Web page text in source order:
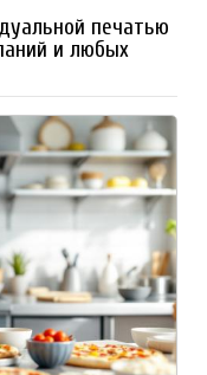
печатью
и любых